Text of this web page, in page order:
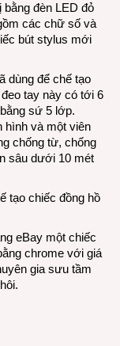
bằng đèn LED đỏ
các chữ số và
bút stylus mới
dùng để chế tạo
tay này có tới 6
sứ 5 lớp.
hình và một viên
chống từ, chống
sâu dưới 10 mét
tạo chiếc đồng hồ
eBay một chiếc
chrome với giá
gia sưu tầm